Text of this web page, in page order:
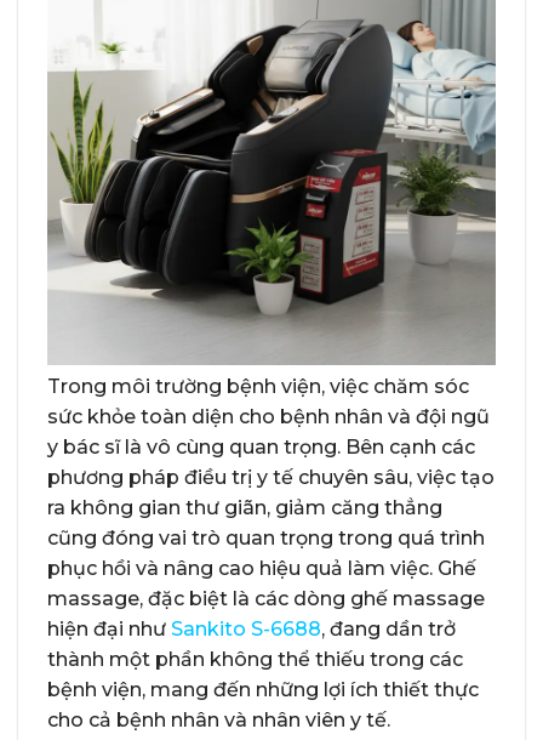
Trong môi trường bệnh viện, việc chăm sóc
sức khỏe toàn diện cho bệnh nhân và đội ngũ
y bác sĩ là vô cùng quan trọng. Bên cạnh các
phương pháp điều trị y tế chuyên sâu, việc tạo
ra không gian thư giãn, giảm căng thẳng
cũng đóng vai trò quan trọng trong quá trình
phục hồi và nâng cao hiệu quả làm việc. Ghế
massage, đặc biệt là các dòng ghế massage
hiện đại như Sankito S-6688, đang dần trở
thành một phần không thể thiếu trong các
bệnh viện, mang đến những lợi ích thiết thực
cho cả bệnh nhân và nhân viên y tế.